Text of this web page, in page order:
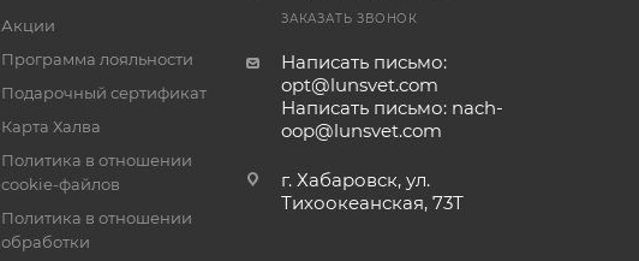
Акции
Программа лояльности
Подарочный сертификат
Карта Халва
Политика в отношении
cookie-файлов
Политика в отношении
обработки
ЗАКАЗАТЬ ЗВОНОК
Написать письмо:
opt@lunsvet.com
Написать письмо: nach-
oop@lunsvet.com
г. Хабаровск, ул.
Тихоокеанская, 73Т